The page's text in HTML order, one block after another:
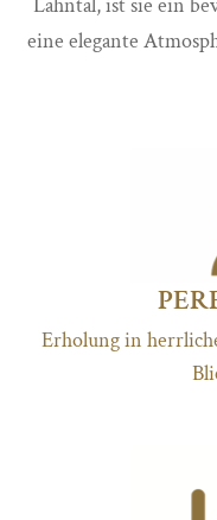
Lahntal, ist sie ein
eine elegante
Erholung in